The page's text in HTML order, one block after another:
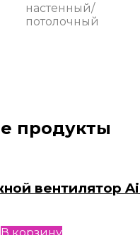
настенный/
потолочный
продукты
вентилятор